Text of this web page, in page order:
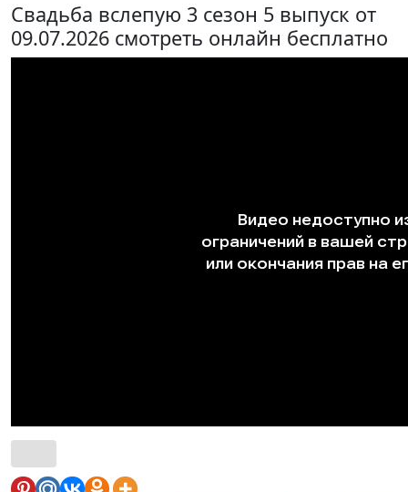
Свадьба вслепую 3 сезон 5 выпуск от
09.07.2026 смотреть онлайн бесплатно